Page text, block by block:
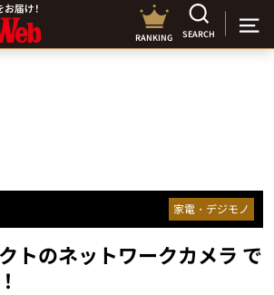
RANKING SEARCH
家電・デジモノ
トのネットワークカメラ で